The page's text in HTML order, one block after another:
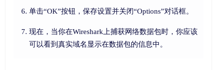
单击“OK”按钮，保存设置并关闭“Options”对话框。
现在，当你在Wireshark上捕获网络数据包时，你应该
可以看到真实域名显示在数据包的信息中。